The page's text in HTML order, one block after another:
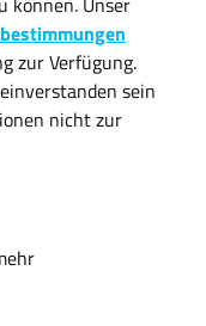
TZe - S
1280
zur Verfügung.
sein
nicht zur